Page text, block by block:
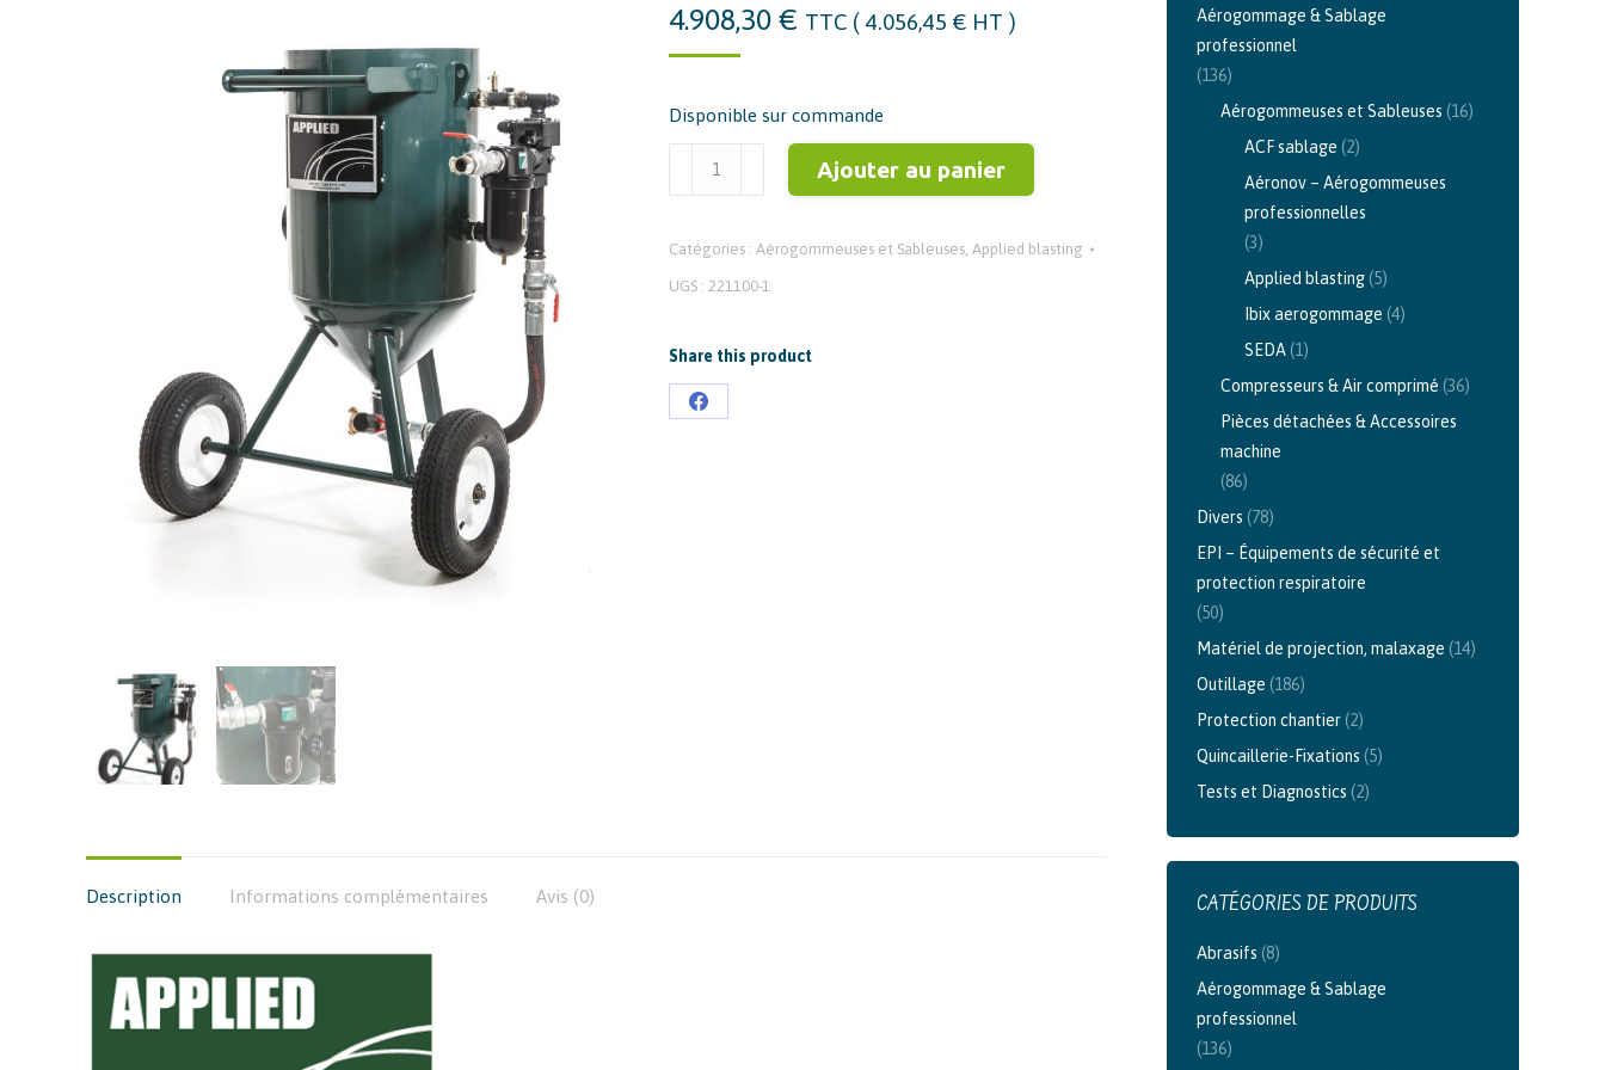
4.908,30 € TTC ( 4.056,45 €HT )
Disponible sur commande
quantité
APPLIED
140
complète
Ajouter au panier
Catégories : Aérogommeuses et Sableuses, Applied blasting
UGS : 221100-1
Share this product
Partager
Description Informations complémentaires Avis (0)
Aérogommage & Sablage
professionnel
(136)
Aérogommeuses et Sableuses (16)
ACF sablage (2)
Aéronov – Aérogommeuses
professionnelles
(3)
Applied blasting(5)
Ibix aerogommage (4)
SEDA(1)
Compresseurs & Air comprimé (36)
Pièces détachées & Accessoires
machine
(86)
Divers (78)
EPI – Équipements de sécurité et
protection respiratoire
(50)
Matériel de projection, malaxage (14)
Outillage (186)
Protection chantier(2)
Quincaillerie-Fixations (5)
Tests et Diagnostics (2)
CATÉGORIES DE PRODUITS
Abrasifs (8)
Aérogommage & Sablage
professionnel
(136)